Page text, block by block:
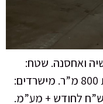
ואחסנה. שטח:
770 מ”ר. גובה: 4.5 מ’ חצר תפעולית 800 מ”ר. מישרדים:
80 מ”ר. מחיר שיווק שכ”ד: 40,000 ש”ח לחודש + מע”מ.